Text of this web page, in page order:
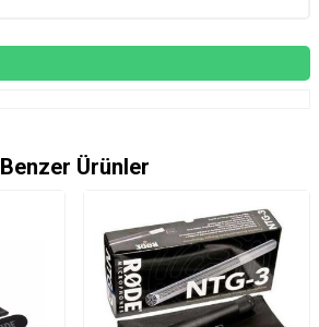
Benzer Ürünler